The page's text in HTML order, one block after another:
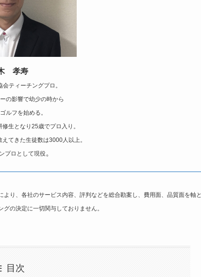
孝寿
ティーチングプロ。
の影響で幼少の時から
ルフを始める。
生となり25歳でプロ入り。
てきた生徒数は3000人以上。
プロとして現役。
り、各社のサービス内容、評判などを総合勘案し、費用面、品質面を軸と
の決定に一切関与しておりません。
目次